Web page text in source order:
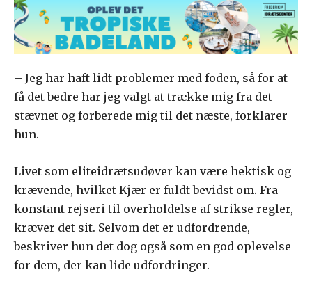
– Jeg har haft lidt problemer med foden, så for at
få det bedre har jeg valgt at trække mig fra det
stævnet og forberede mig til det næste, forklarer
hun.
Livet som eliteidrætsudøver kan være hektisk og
krævende, hvilket Kjær er fuldt bevidst om. Fra
konstant rejseri til overholdelse af strikse regler,
kræver det sit. Selvom det er udfordrende,
beskriver hun det dog også som en god oplevelse
for dem, der kan lide udfordringer.